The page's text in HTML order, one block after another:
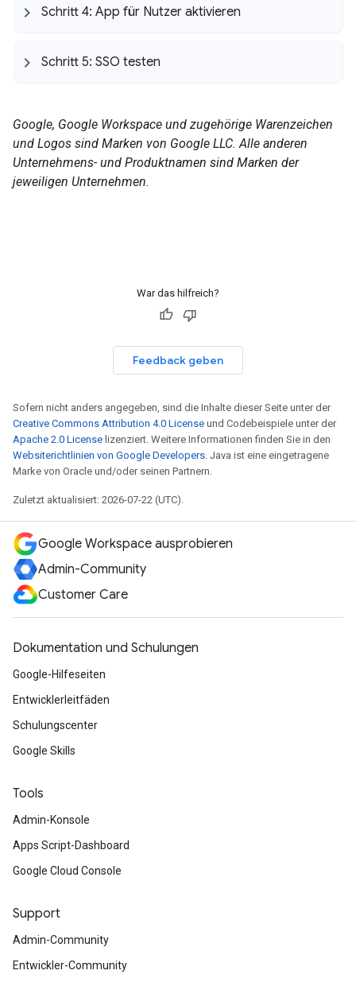
Schritt 4: App für Nutzer aktivieren
Schritt 5: SSO testen
Google, Google Workspace und zugehörige Warenzeichen
und Logos sind Marken von Google LLC. Alle anderen
Unternehmens- und Produktnamen sind Marken der
jeweiligen Unternehmen.
War das hilfreich?
Feedback geben
Sofern nicht anders angegeben, sind die Inhalte dieser Seite unter der
Creative Commons Attribution 4.0 License und Codebeispiele unter der
Apache 2.0 License lizenziert. Weitere Informationen finden Sie in den
Websiterichtlinien von Google Developers . Java ist eine eingetragene
Marke von Oracle und/oder seinen Partnern.
Zuletzt aktualisiert: 2026-07-22 (UTC).
Google Workspace ausprobieren
Admin-Community
Customer Care
Dokumentation und Schulungen
Google-Hilfeseiten
Entwicklerleitfäden
Schulungscenter
Google Skills
Tools
Admin-Konsole
Apps Script-Dashboard
Google Cloud Console
Support
Admin-Community
Entwickler-Community